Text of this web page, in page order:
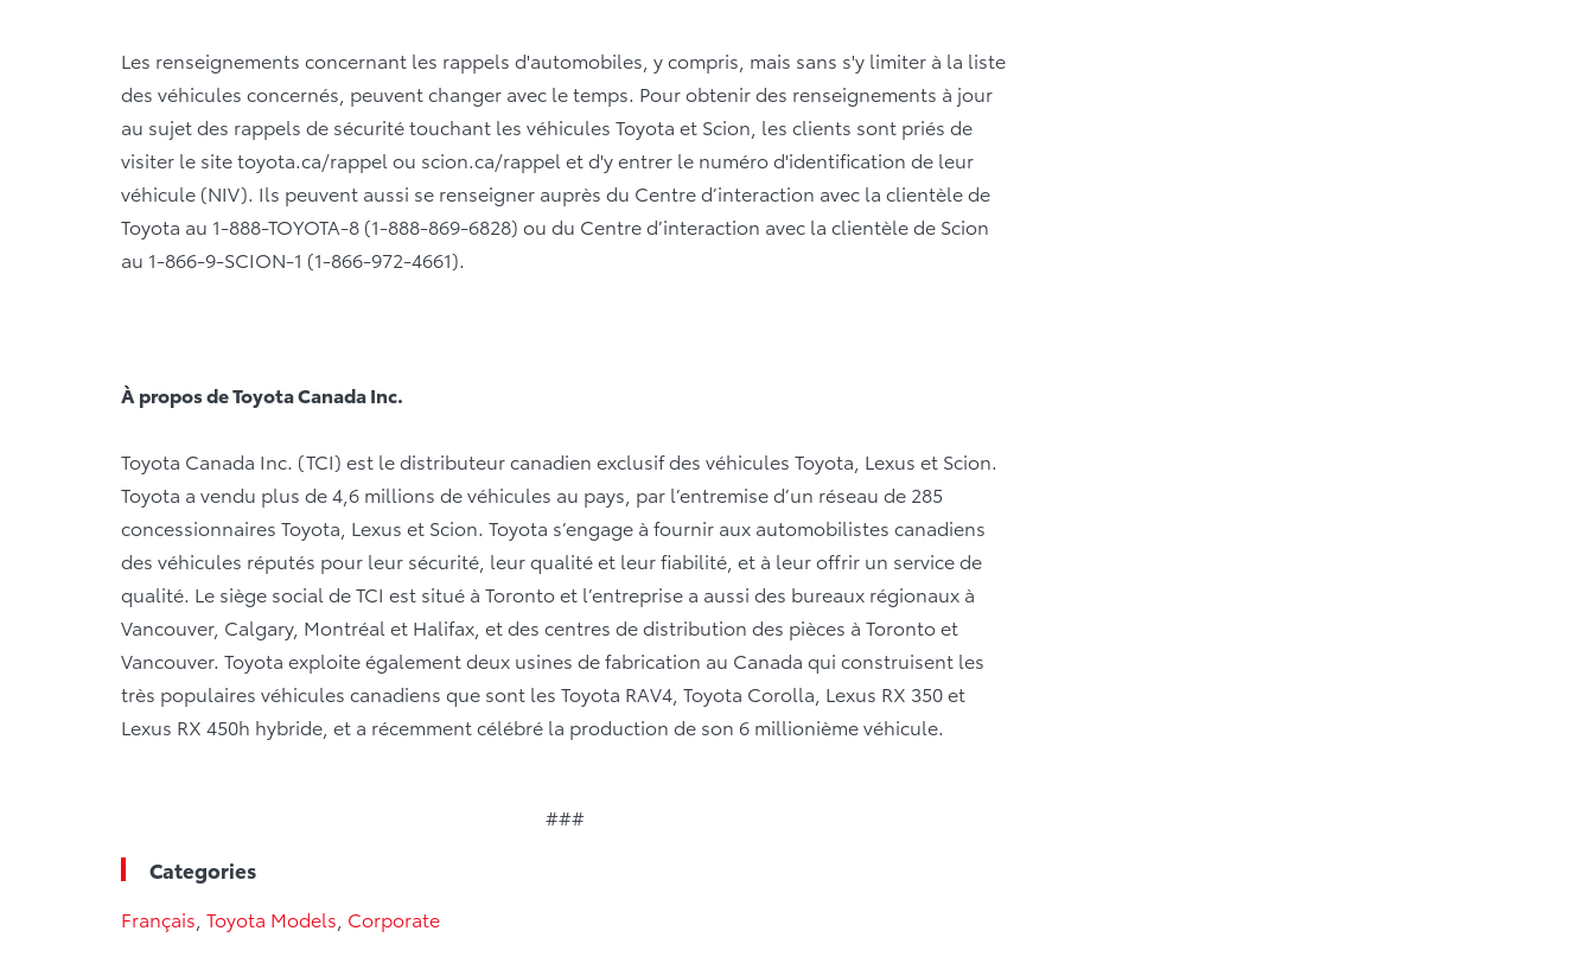
Les renseignements concernant les rappels d'automobiles, y compris, mais sans s'y limiter à la liste
des véhicules concernés, peuvent changer avec le temps. Pour obtenir des renseignements à jour
au sujet des rappels de sécurité touchant les véhicules Toyota et Scion, les clients sont priés de
visiter le site toyota.ca/rappel ou scion.ca/rappel et d'y entrer le numéro d'identification de leur
véhicule (NIV). Ils peuvent aussi se renseigner auprès du Centre d’interaction avec la clientèle de
Toyota au 1-888-TOYOTA-8 (1-888-869-6828) ou du Centre d’interaction avec la clientèle de Scion
au 1-866-9-SCION-1 (1-866-972-4661).
À propos de Toyota Canada Inc.
Toyota Canada Inc. (TCI) est le distributeur canadien exclusif des véhicules Toyota, Lexus et Scion.
Toyota a vendu plus de 4,6 millions de véhicules au pays, par l’entremise d’un réseau de 285
concessionnaires Toyota, Lexus et Scion. Toyota s’engage à fournir aux automobilistes canadiens
des véhicules réputés pour leur sécurité, leur qualité et leur fiabilité, et à leur offrir un service de
qualité. Le siège social de TCI est situé à Toronto et l’entreprise a aussi des bureaux régionaux à
Vancouver, Calgary, Montréal et Halifax, et des centres de distribution des pièces à Toronto et
Vancouver. Toyota exploite également deux usines de fabrication au Canada qui construisent les
très populaires véhicules canadiens que sont les Toyota RAV4, Toyota Corolla, Lexus RX 350 et
Lexus RX 450h hybride, et a récemment célébré la production de son 6 millionième véhicule.
###
Categories
Français Toyota Models Corporate